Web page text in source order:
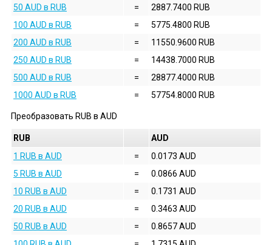
50 AUD в RUB
=
2887.7400 RUB
100 AUD в RUB
=
5775.4800 RUB
200 AUD в RUB
=
11550.9600 RUB
250 AUD в RUB
=
14438.7000 RUB
500 AUD в RUB
=
28877.4000 RUB
1000 AUD в RUB
= 57754.8000 RUB
Преобразовать RUB в AUD
RUB
AUD
1 RUB в AUD
=
0.0173 AUD
5 RUB в AUD
=
0.0866 AUD
10 RUB в AUD
=
0.1731 AUD
20 RUB в AUD
=
0.3463 AUD
50 RUB в AUD
=
0.8657 AUD